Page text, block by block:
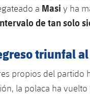
a Masi y ha
de tan solo
triunfal
propios del partido
la polaca ha vuelto